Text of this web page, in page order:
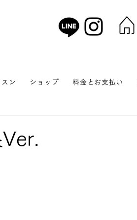
スン ショップ 料金とお支払い